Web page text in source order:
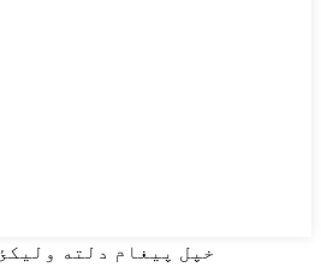
خپل پیغام دلته